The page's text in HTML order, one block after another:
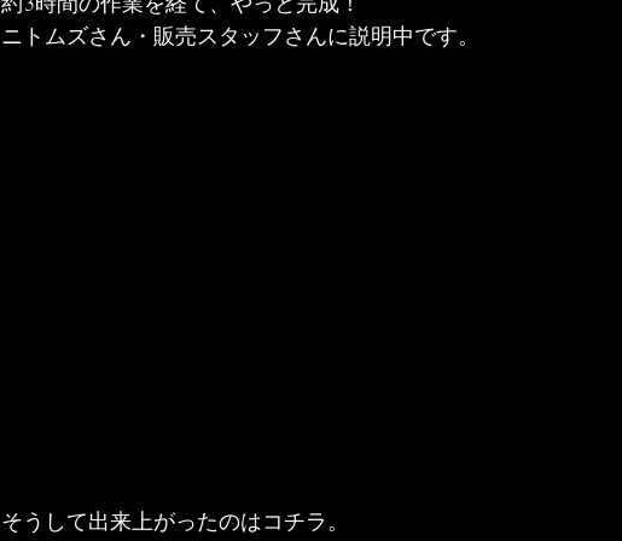
ニトムズさん・販売スタッフさんに説明中です。
そうして出来上がったのはコチラ。